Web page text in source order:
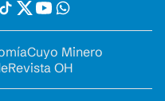
Cuyo Minero
Revista OH